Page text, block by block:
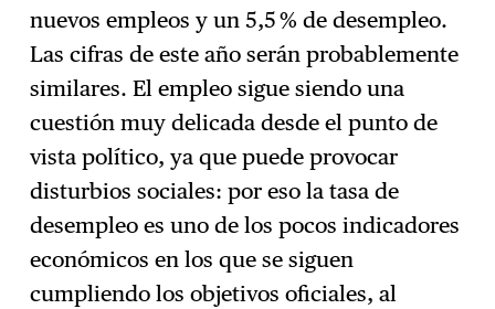
nuevos empleos y un 5,5 % de desempleo.
Las cifras de este año serán probablemente
similares. El empleo sigue siendo una
cuestión muy delicada desde el punto de
vista político, ya que puede provocar
disturbios sociales: por eso la tasa de
desempleo es uno de los pocos indicadores
económicos en los que se siguen
cumpliendo los objetivos oficiales, al